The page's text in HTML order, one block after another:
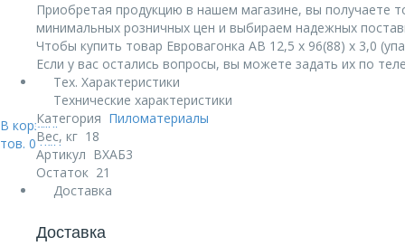
В корзине:
тов. 0руб.
Приобретая продукцию в нашем магазине, вы получаете
минимальных розничных цен и выбираем надежных
Чтобы купить товар Евровагонка АB 12,5 х 96(88) х 3,0
Если у вас остались вопросы, вы можете задать их по
Тех. Характеристики
Технические характеристики
Категория Пиломатериалы
Вес, кг 18
Артикул ВХАБ3
Остаток 21
Доставка
Доставка